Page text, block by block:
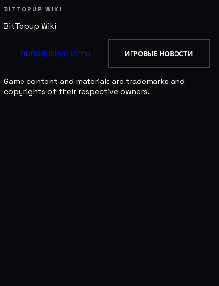
BITTOPUP WIKI
BitTopup Wiki
ПОПОЛНЕНИЕ ИГРЫ ИГРОВЫЕ НОВОСТИ
Game content and materials are trademarks and
copyrights of their respective owners.